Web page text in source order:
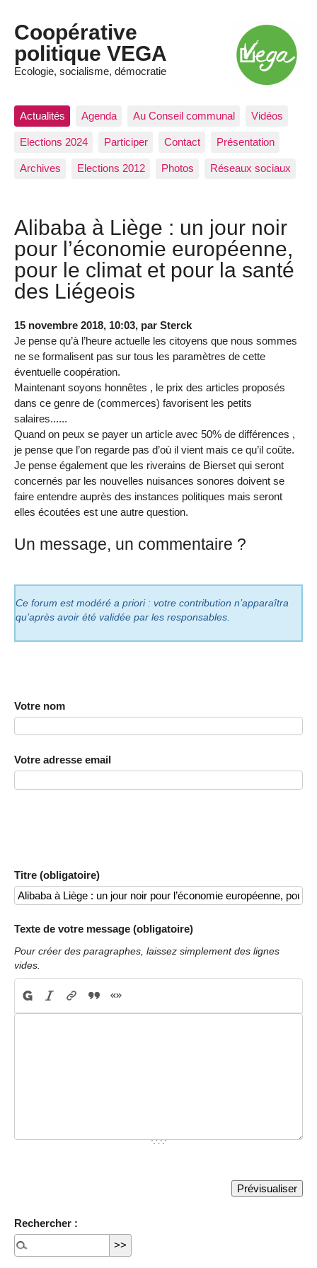
Coopérative
politique VEGA
Ecologie, socialisme, démocratie
Actualités Agenda Au Conseil communal Vidéos
Elections 2024 Participer Contact Présentation
Archives Elections 2012 Photos Réseaux sociaux
Alibaba à Liège : un jour noir
pour l’économie européenne,
pour le climat et pour la santé
des Liégeois
15 novembre 2018, 10:03, par Sterck
Je pense qu’à l’heure actuelle les citoyens que nous sommes
ne se formalisent pas sur tous les paramètres de cette
éventuelle coopération.
Maintenant soyons honnêtes , le prix des articles proposés
dans ce genre de (commerces) favorisent les petits
salaires......
Quand on peux se payer un article avec 50% de différences ,
je pense que l’on regarde pas d’où il vient mais ce qu’il coûte.
Je pense également que les riverains de Bierset qui seront
concernés par les nouvelles nuisances sonores doivent se
faire entendre auprès des instances politiques mais seront
elles écoutées est une autre question.
Un message, un commentaire ?
Ce forum est modéré a priori : votre contribution n’apparaîtra
qu’après avoir été validée par les responsables.
Votre nom
Votre adresse email
Titre (obligatoire)
Texte de votre message (obligatoire)
Pour créer des paragraphes, laissez simplement des lignes
vides.
Rechercher :